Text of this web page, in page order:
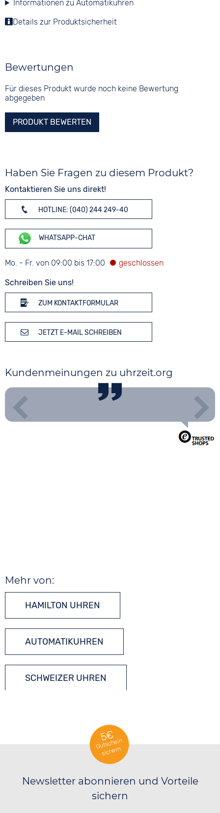
Informationen zu Automatikuhren
Details zur Produktsicherheit
Bewertungen
Für dieses Produkt wurde noch keine Bewertung
abgegeben
PRODUKT BEWERTEN
Haben Sie Fragen zu diesem Produkt?
Kontaktieren Sie uns direkt!
HOTLINE: (040) 244 249-40
WHATSAPP-CHAT
Mo. - Fr. von 09:00 bis 17:00
Schreiben Sie uns!
ZUM KONTAKTFORMULAR
JETZT E-MAIL SCHREIBEN
Kundenmeinungen zu uhrzeit.org
Mehr von:
HAMILTON UHREN
AUTOMATIKUHREN
SCHWEIZER UHREN
5€
Gutschein
sichern
Newsletter abonnieren und Vorteile
sichern